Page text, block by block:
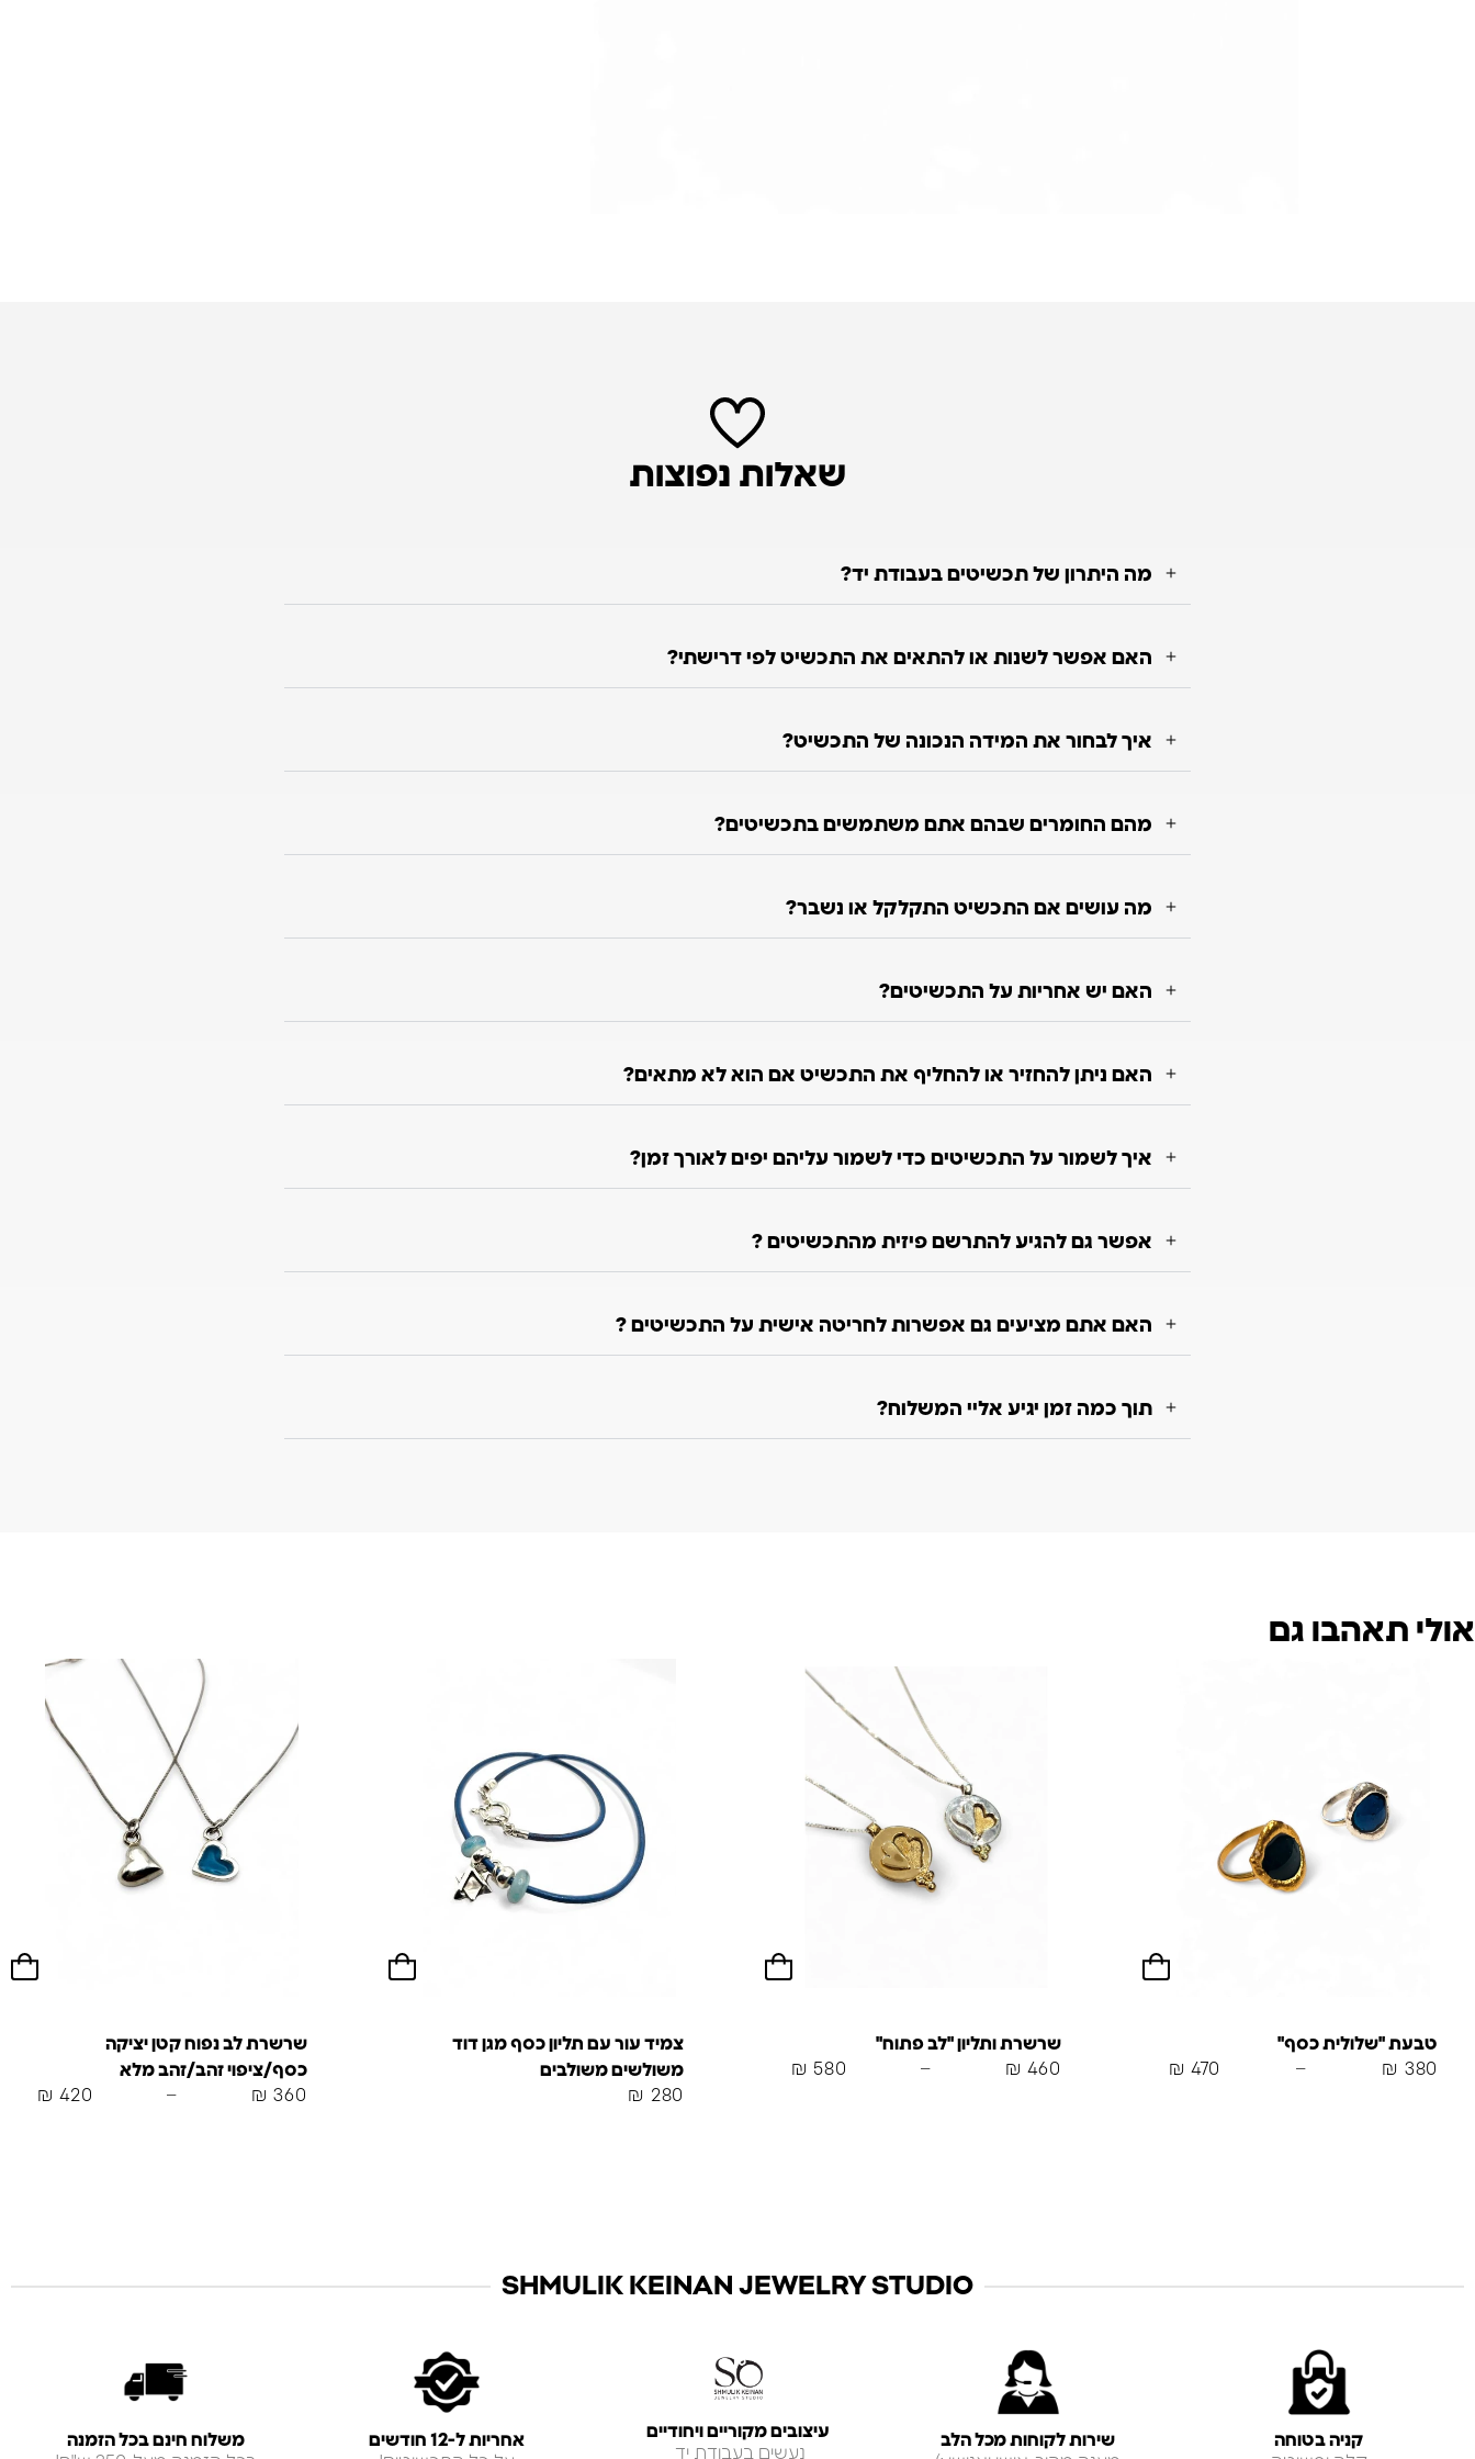
שאלות נפוצות
מה היתרון של תכשיטים בעבודת יד?
האם אפשר לשנות או להתאים את התכשיט לפי דרישתי?
איך לבחור את המידה הנכונה של התכשיט?
מהם החומרים שבהם אתם משתמשים בתכשיטים?
מה עושים אם התכשיט התקלקל או נשבר?
האם יש אחריות על התכשיטים?
האם ניתן להחזיר או להחליף את התכשיט אם הוא לא מתאים?
איך לשמור על התכשיטים כדי לשמור עליהם יפים לאורך זמן?
אפשר גם להגיע להתרשם פיזית מהתכשיטים ?
האם אתם מציעים גם אפשרות לחריטה אישית על התכשיטים ?
תוך כמה זמן יגיע אליי המשלוח?
אולי תאהבו גם
טבעת "שלולית כסף"
₪ 380
–
₪ 470
שרשרת ותליון "לב פתוח"
₪ 460
–
₪ 580
צמיד עור עם תליון כסף מגן דוד
משולשים משולבים
₪ 280
שרשרת לב נפוח קטן יציקה
כסף/ציפוי זהב/זהב מלא
₪ 360
–
₪ 420
SHMULIK KEINAN JEWELRY STUDIO
קניה בטוחה
שירות לקוחות מכל הלב
עיצובים מקוריים ויחודיים
נעשים בעבודת יד
אחריות ל-12 חודשים
משלוח חינם בכל הזמנה